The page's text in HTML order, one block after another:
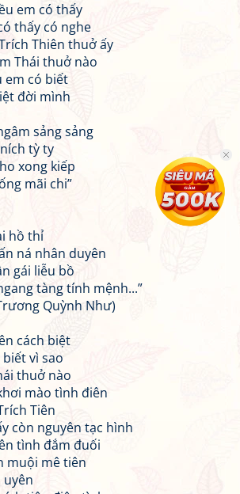
em có thấy
thấy có nghe
Thiên thuở ấy
Thái thuở nào
em có biết
đời mình
sảng sảng
tỳ ty
xong kiếp
mãi chi”
hồ thỉ
ná nhân duyên
gái liễu bồ
tàng tính mệnh...”
Quỳnh Như)
cách biệt
vì sao
thuở nào
mào tình điên
Tiên
còn nguyên tạc hình
tình đắm đuối
muội mê tiên